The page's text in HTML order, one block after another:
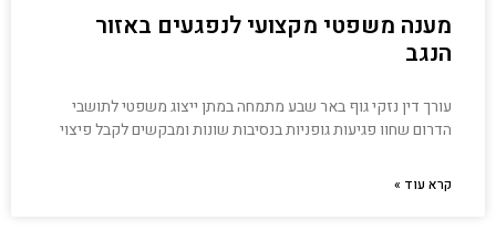
מענה משפטי מקצועי לנפגעים באזור
הנגב
עורך דין נזקי גוף באר שבע מתמחה במתן ייצוג משפטי לתושבי
הדרום שחוו פגיעות גופניות בנסיבות שונות ומבקשים לקבל פיצוי
קרא עוד »